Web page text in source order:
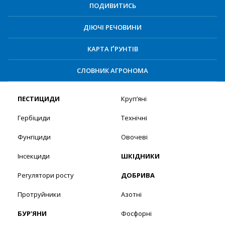
ПОДИВИТИСЬ
ДІЮЧІ РЕЧОВИНИ
КАРТА ҐРУНТІВ
СЛОВНИК АГРОНОМА
ПЕСТИЦИДИ
Гербіциди
Фунгіциди
Інсекциди
Регулятори росту
Протруйники
БУР’ЯНИ
Круп’яні
Технічні
Овочеві
ШКІДНИКИ
ДОБРИВА
Азотні
Фосфорні